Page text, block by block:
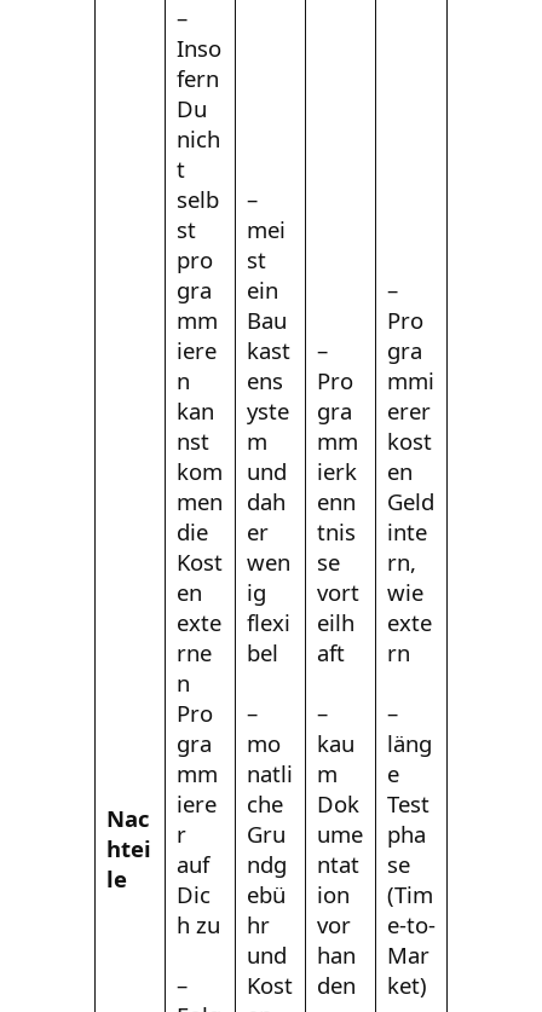
Nac
htei
le
–
Inso
fern
Du
nich
t
selb
st
pro
gra
mm
iere
n
kan
nst
kom
men
die
Kost
en
exte
rne
n
Pro
gra
mm
iere
r
auf
Dic
h zu
–
–
mei
st
ein
Bau
kast
ens
yste
m
und
dah
er
wen
ig
flexi
bel
–
mo
natli
che
Gru
ndg
ebü
hr
und
Kost
–
Pro
gra
mm
ierk
enn
tnis
se
vort
eilh
aft
–
kau
m
Dok
ume
ntat
ion
vor
han
den
–
Pro
gra
mmi
erer
kost
en
Geld
inte
rn,
wie
exte
rn
–
läng
e
Test
pha
se
(Tim
e-to-
Mar
ket)